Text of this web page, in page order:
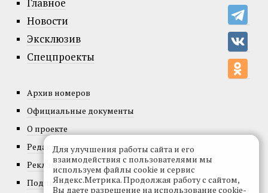
Новости
Эксклюзив
Спецпроекты
Архив номеров
Официальные документы
О проекте
Редакция
Реклама
Подписка
Для улучшения работы сайта и его
взаимодействия с пользователями мы
используем файлы cookie и сервис
Яндекс.Метрика. Продолжая работу с сайтом,
Вы даете разрешение на использование cookie-